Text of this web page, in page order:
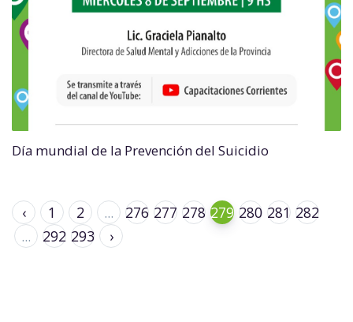
Día mundial de la Prevención del Suicidio
‹ 1 2 ... 276 277 278 279 280 281 282
...
292 293 ›